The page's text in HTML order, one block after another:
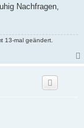
Nachfragen,
13-mal geändert.